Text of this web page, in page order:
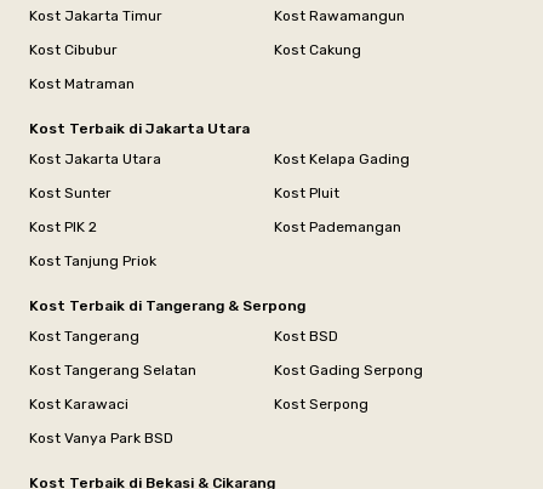
Kost Jakarta Timur
Kost Rawamangun
Kost Cibubur
Kost Cakung
Kost Matraman
Kost Terbaik di Jakarta Utara
Kost Jakarta Utara
Kost Kelapa Gading
Kost Sunter
Kost Pluit
Kost PIK 2
Kost Pademangan
Kost Tanjung Priok
Kost Terbaik di Tangerang & Serpong
Kost Tangerang
Kost BSD
Kost Tangerang Selatan
Kost Gading Serpong
Kost Karawaci
Kost Serpong
Kost Vanya Park BSD
Kost Terbaik di Bekasi & Cikarang